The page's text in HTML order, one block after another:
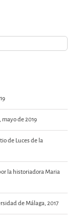
mayo de 2019
de Luces de la
la historiadora Maria
de Málaga, 2017